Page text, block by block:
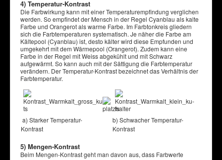
4) Temperatur-Kontrast
Die Farbwirkung kann mit einer Temperaturempfindung verglichen
werden. So empfindet der Mensch in der Regel Cyanblau als kalte
Farbe und Orangerot als warme Farbe. Im Farbtonkreis gliedern
sich die Farbtemperaturen systematisch. Je näher die Farbe am
Kältepool (Cyanblau) ist, desto kälter wird diese Empfunden und
umgekehrt mit dem Wärmepool (Orangerot). Zudem kann eine
Farbe in der Regel mit Weiss abgekühlt und mit Schwarz
aufgewärmt. So kann auch mit der Sättigung die Farbtemperatur
verändern. Der Temperatur-Kontrast bezeichnet das Verhältnis der
Farbtemperatur.
a) Starker Temperatur-
Kontrast
b) Schwacher Temperatur-
Kontrast
5) Mengen-Kontrast
Beim Mengen-Kontrast geht man davon aus, dass Farbwerte